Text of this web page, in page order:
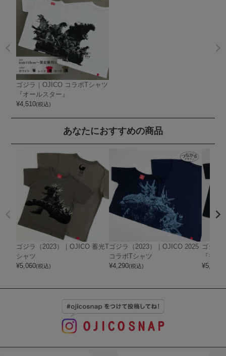
ゴジラ｜OJICO コラボTシャツ
『オールスター』
¥4,510(税込)
あなたにおすすめの商品
ゴジラ（2023）｜OJICO 蓄光T
シャツ
¥5,060(税込)
ゴジラ（2023）｜OJICO 2025
コラボTシャツ
¥4,290(税込)
ゴジラ
『モン
¥5,060